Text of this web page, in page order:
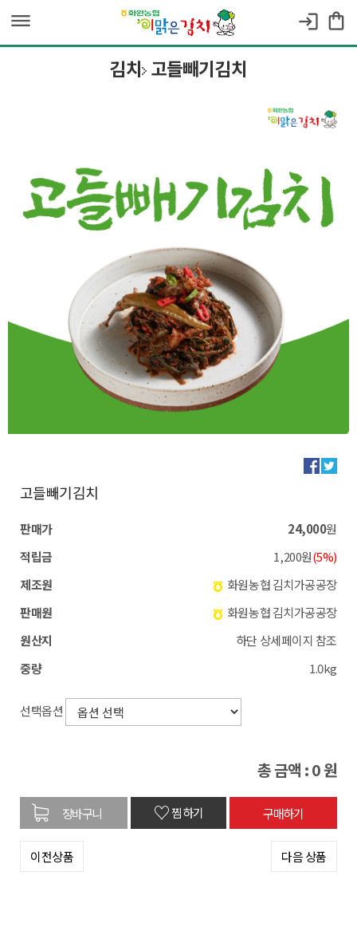
dehaze login shopping_bag
김치 고들빼기김치
고들빼기김치
판매가 24,000원
적립금
1,200원(5%)
제조원
화원농협 김치가공공장
판매원
화원농협 김치가공공장
원산지
하단 상세페이지 참조
중량
1.0kg
선택옵션
총 금액 :0원
♡찜하기
이전상품 다음 상품